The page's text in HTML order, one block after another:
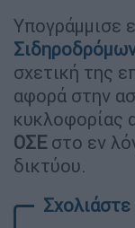
Υπογράμμισε
σχετική της
αφορά στην
κυκλοφορίας
ΟΣΕ στο εν
δικτύου.